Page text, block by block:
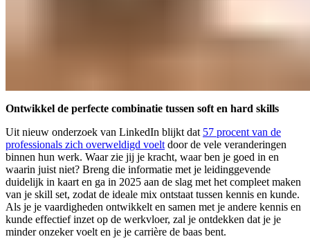
Ontwikkel de perfecte combinatie tussen soft en hard skills
Uit nieuw onderzoek van LinkedIn blijkt dat 57 procent van de
professionals zich overweldigd voelt door de vele veranderingen
binnen hun werk. Waar zie jij je kracht, waar ben je goed in en
waarin juist niet? Breng die informatie met je leidinggevende
duidelijk in kaart en ga in 2025 aan de slag met het compleet maken
van je skill set, zodat de ideale mix ontstaat tussen kennis en kunde.
Als je je vaardigheden ontwikkelt en samen met je andere kennis en
kunde effectief inzet op de werkvloer, zal je ontdekken dat je je
minder onzeker voelt en je je carrière de baas bent.